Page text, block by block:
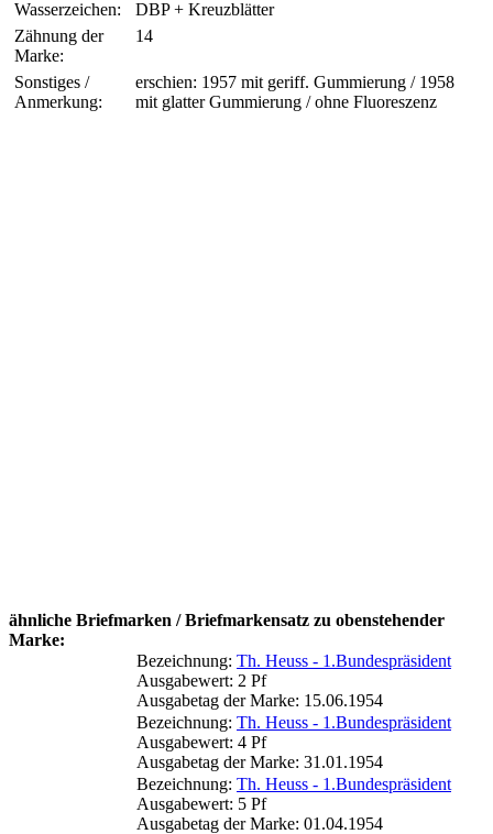
Wasserzeichen:
DBP + Kreuzblätter
Zähnung der
Marke:
14
Sonstiges /
Anmerkung:
erschien: 1957 mit geriff. Gummierung / 1958
mit glatter Gummierung / ohne Fluoreszenz
ähnliche Briefmarken / Briefmarkensatz zu obenstehender
Marke:
Bezeichnung: Th. Heuss - 1.Bundespräsident
Ausgabewert: 2 Pf
Ausgabetag der Marke: 15.06.1954
Bezeichnung: Th. Heuss - 1.Bundespräsident
Ausgabewert: 4 Pf
Ausgabetag der Marke: 31.01.1954
Bezeichnung: Th. Heuss - 1.Bundespräsident
Ausgabewert: 5 Pf
Ausgabetag der Marke: 01.04.1954